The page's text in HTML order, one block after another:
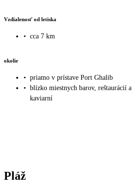
Vzdialenosť od letiska
• cca 7 km
okolie
• priamo v prístave Port Ghalib
• blízko miestnych barov, reštaurácií a
kaviarní
Pláž